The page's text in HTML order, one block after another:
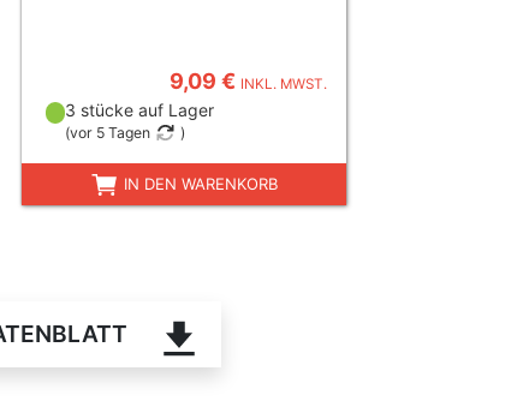
9,09 € INKL. MWST.
3 stücke auf Lager
(vor 5 Tagen )
IN DEN WARENKORB